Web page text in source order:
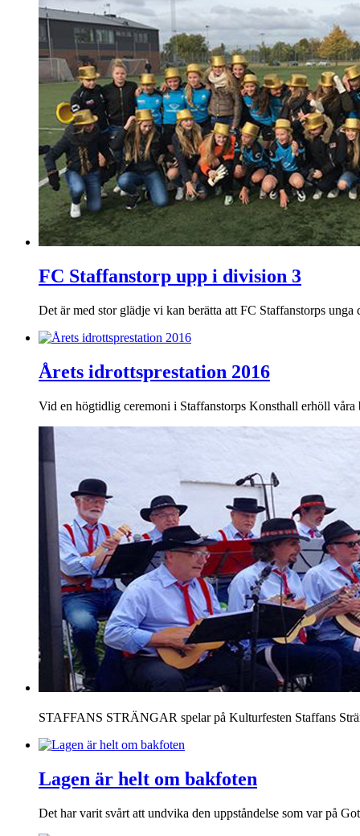
FC Staffanstorp upp i division 3
Det är med stor glädje vi kan berätta att FC Staffanstorps unga
Årets idrottsprestation 2016
Vid en högtidlig ceremoni i Staffanstorps Konsthall erhöll våra
STAFFANS STRÄNGAR spelar på Kulturfesten Staffans
Lagen är helt om bakfoten
Det har varit svårt att undvika den uppståndelse som var på